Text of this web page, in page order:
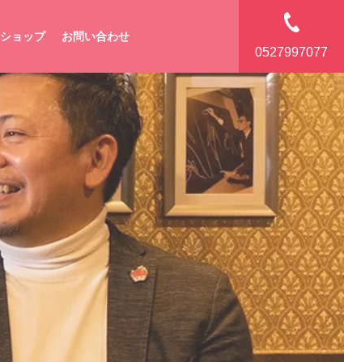
ショップ お問い合わせ
0527997077